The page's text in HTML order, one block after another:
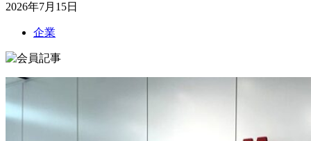
2026年7月15日
企業